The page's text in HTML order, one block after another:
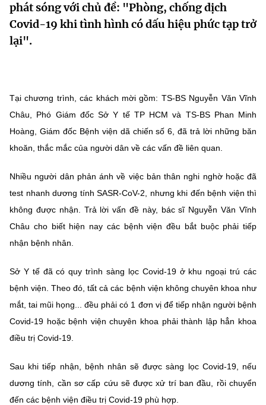
Cơ cấu tổ chức
Lịch sử phát triển
Khoa học và Công nghệ
Đổi mới sáng tạo
Bưu chính, Viễn thông
Sở hữu trí tuệ
Năng lượng nguyên tử
Tin tổng hợp
Dịch vụ công
Hệ thống văn bản
Văn bản chỉ đạo điều hành
Lấy ý kiến người dân về dự thảo VBQPPL
THỐNG KÊ
Khoa học và Công nghệ
Bưu chính, Viễn thông
Sở hữu trí tuệ
Tiêu chuẩn, đo lường, chất lượng
Năng lượng nguyên tử
Multimedia
THƯ ĐIỆN TỬ
Khác
Infographic
Nhiệm vụ trọng tâm
phát sóng với chủ đề: "Phòng, chống dịch
Covid-19 khi tình hình có dấu hiệu phức tạp trở
lại".
Tại chương trình, các khách mời gồm: TS-BS Nguyễn Văn Vĩnh
Châu, Phó Giám đốc Sở Y tế TP HCM và TS-BS Phan Minh
Hoàng, Giám đốc Bệnh viện dã chiến số 6, đã trả lời những băn
khoăn, thắc mắc của người dân về các vấn đề liên quan.
Nhiều người dân phản ánh về việc bản thân nghi nghờ hoặc đã
test nhanh dương tính SASR-CoV-2, nhưng khi đến bệnh viện thì
không được nhận. Trả lời vấn đề này, bác sĩ Nguyễn Văn Vĩnh
Châu cho biết hiện nay các bệnh viện đều bắt buộc phải tiếp
nhận bệnh nhân.
Sở Y tế đã có quy trình sàng lọc Covid-19 ở khu ngoại trú các
bệnh viện. Theo đó, tất cả các bệnh viện không chuyên khoa như
mắt, tai mũi họng... đều phải có 1 đơn vị để tiếp nhận người bệnh
Covid-19 hoặc bệnh viện chuyên khoa phải thành lập hẳn khoa
điều trị Covid-19.
Sau khi tiếp nhận, bệnh nhân sẽ được sàng lọc Covid-19, nếu
dương tính, cần sơ cấp cứu sẽ được xử trí ban đầu, rồi chuyển
đến các bệnh viện điều trị Covid-19 phù hợp.